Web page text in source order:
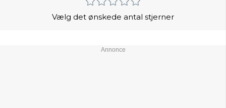
Vælg det ønskede antal stjerner